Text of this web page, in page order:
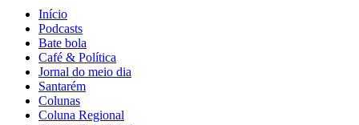
Início
Podcasts
Bate bola
Café & Política
Jornal do meio dia
Santarém
Colunas
Coluna Regional